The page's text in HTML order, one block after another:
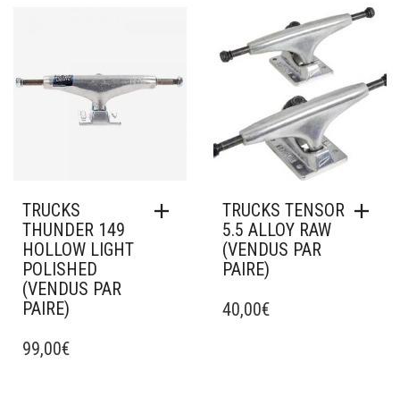
TRUCKS
THUNDER 149
HOLLOW LIGHT
POLISHED
(VENDUS PAR
PAIRE)
99,00€
Ajouter à mes favoris
TRUCKS TENSOR
5.5 ALLOY RAW
(VENDUS PAR
PAIRE)
40,00€